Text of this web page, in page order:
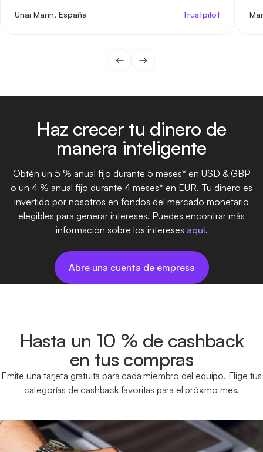
Unai Marin, España
Trustpilot
Haz crecer tu dinero de
manera inteligente
Obtén un 5 % anual fijo durante 5 meses* en USD & GBP
o un 4 % anual fijo durante 4 meses* en EUR. Tu dinero es
invertido por nosotros en fondos del mercado monetario
elegibles para generar intereses. Puedes encontrar más
información sobre los intereses aquí.
Abre una cuenta de empresa
Hasta un 10 % de cashback
en tus compras
Emite una tarjeta gratuita para cada miembro del equipo. Elige tus
categorías de cashback favoritas para el próximo mes.